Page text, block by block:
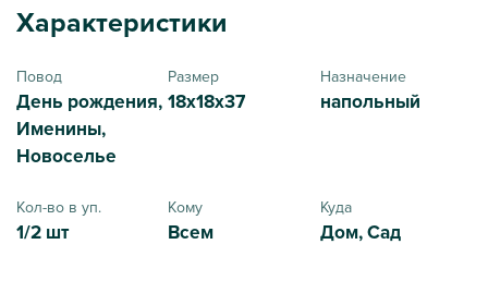
Характеристики
Повод
День рождения,
Именины,
Новоселье
Размер
18x18x37
Назначение
напольный
Кол-во в уп.
1/2 шт
Кому
Всем
Куда
Дом, Сад